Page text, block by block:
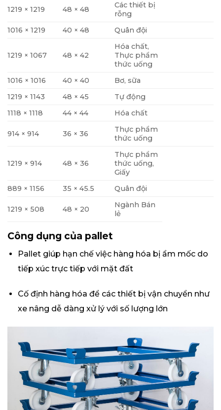
1219 × 1219 48 × 48
Các thiết bị
rỗng
1016 × 1219
40 × 48 Quân đội
1219 × 1067 48 × 42
Hóa chất,
Thực phẩm
thức uống
1016 × 1016
40 × 40
Bơ, sữa
1219 × 1143
48 × 45
Tự động
1118 × 1118
44 × 44 Hóa chất
914 × 914 36 × 36
Thực phẩm
thức uống
1219 × 914 48 × 36
Thực phẩm
thức uống,
Giấy
889 × 1156
35 × 45.5 Quân đội
1219 × 508 48 × 20
Ngành Bán
lẻ
Công dụng của pallet
Pallet giúp hạn chế việc hàng hóa bị ẩm mốc do
tiếp xúc trực tiếp với mặt đất
Cố định hàng hóa để các thiết bị vận chuyển như
xe nâng dễ dàng xử lý với số lượng lớn